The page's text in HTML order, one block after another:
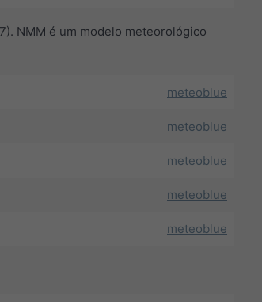
NMM é um modelo meteorológico
meteoblue
meteoblue
meteoblue
meteoblue
meteoblue